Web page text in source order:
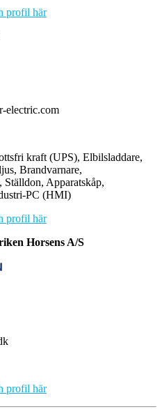
profil här
electric.com
kraft (UPS), Elbilsladdare,
Brandvarnare,
Apparatskåp,
PC (HMI)
profil här
Horsens A/S
profil här